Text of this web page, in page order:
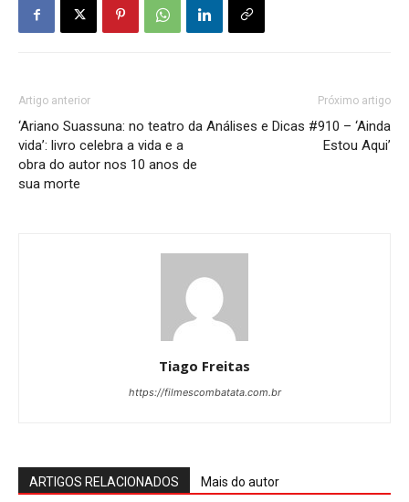
Artigo anterior
‘Ariano Suassuna: no teatro da
vida’: livro celebra a vida e a
obra do autor nos 10 anos de
sua morte
Próximo artigo
Análises e Dicas #910 – ‘Ainda
Estou Aqui’
Tiago Freitas
https://filmescombatata.com.br
ARTIGOS RELACIONADOS Mais do autor